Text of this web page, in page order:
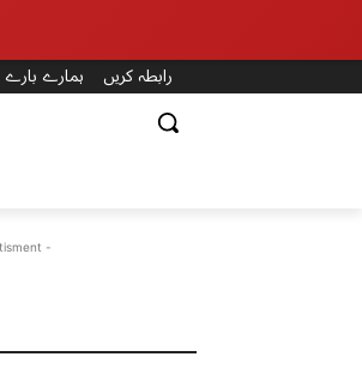
ہمارے
رابطہ کریں
-